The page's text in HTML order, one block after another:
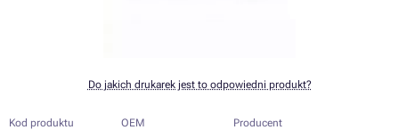
Do jakich drukarek jest to odpowiedni produkt?
Kod produktu
OEM
Producent